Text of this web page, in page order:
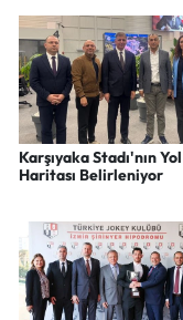
Karşıyaka Stadı'nın Yol
Haritası Belirleniyor